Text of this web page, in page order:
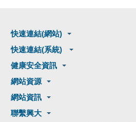
快速連結(網站)
快速連結(系統)
健康安全資訊
網站資源
網站資訊
聯繫興大